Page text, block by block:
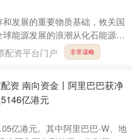
发展的重要物质基础，攸关国
能源发展的浪潮从化石能源奔
样的角色？当脱碳和零碳成为
配资平台门户 非常谋略
资 南向资金丨阿里巴巴获净
亿港元
亿港元。其中阿里巴巴-W、地